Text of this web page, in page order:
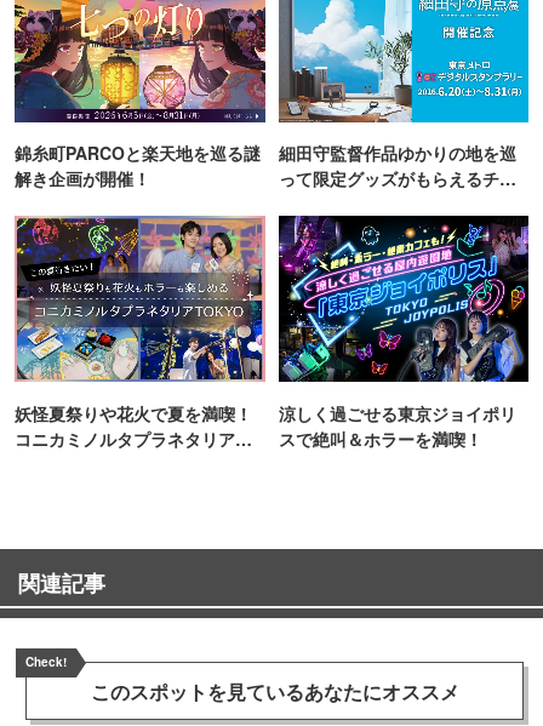
錦糸町PARCOと楽天地を巡る謎
解き企画が開催！
細田守監督作品ゆかりの地を巡
って限定グッズがもらえるチャ
妖怪夏祭りや花火で夏を満喫！
コニカミノルタプラネタリア
涼しく過ごせる東京ジョイポリ
スで絶叫＆ホラーを満喫！
関連記事
Check!
このスポットを見ているあなたにオススメ